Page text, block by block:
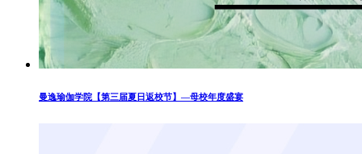
曼逸瑜伽学院【第三届夏日返校节】—母校年度盛宴